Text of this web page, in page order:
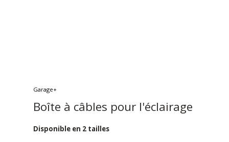
Garage+
Boîte à câbles pour l'éclairage
Disponible en 2 tailles